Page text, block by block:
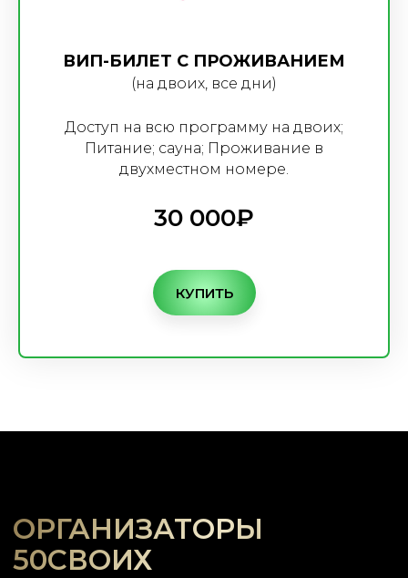
ВИП-БИЛЕТ С ПРОЖИВАНИЕМ
(на двоих, все дни)
Доступ на всю программу на двоих;
Питание; сауна; Проживание в
двухместном номере.
30 000₽
КУПИТЬ